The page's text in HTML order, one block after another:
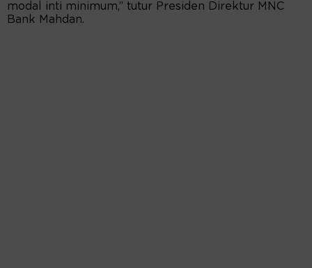
modal inti minimum,” tutur Presiden Direktur MNC
Bank Mahdan.